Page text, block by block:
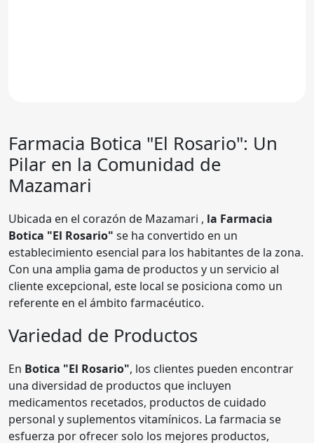
Farmacia Botica "El Rosario": Un
Pilar en la Comunidad de
Mazamari
Ubicada en el corazón de Mazamari , la Farmacia
Botica "El Rosario" se ha convertido en un
establecimiento esencial para los habitantes de la zona.
Con una amplia gama de productos y un servicio al
cliente excepcional, este local se posiciona como un
referente en el ámbito farmacéutico.
Variedad de Productos
En Botica "El Rosario", los clientes pueden encontrar
una diversidad de productos que incluyen
medicamentos recetados, productos de cuidado
personal y suplementos vitamínicos. La farmacia se
esfuerza por ofrecer solo los mejores productos,